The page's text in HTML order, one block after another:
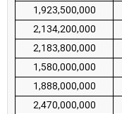
1,923,500,000
2,134,200,000
2,183,800,000
1,580,000,000
1,888,000,000
2,470,000,000